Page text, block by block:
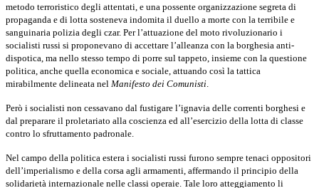
metodo terroristico degli attentati, e una possente organizzazione segreta di
propaganda e di lotta sosteneva indomita il duello a morte con la terribile e
sanguinaria polizia degli czar. Per l’at­tuazione del moto rivoluzionario i
socialisti russi si proponevano di accetta­re l’alleanza con la borghesia anti-
dispotica, ma nello stesso tempo di porre sul tappeto, insieme con la questione
politica, anche quella economica e so­ciale, attuando così la tattica
mirabilmente delineata nel Manifesto dei Comunisti
Però i socialisti non cessavano dal fustigare l’ignavia delle correnti bor­ghesi e
dal preparare il proletariato alla coscienza ed all’esercizio della lotta di classe
contro lo sfruttamento padronale.
Nel campo della politica estera i socialisti russi furono sempre tenaci oppositori
dell’imperialismo e della corsa agli armamenti, affermando il principio della
solidarietà internazionale nelle classi operaie. Tale loro atteg­giamento li